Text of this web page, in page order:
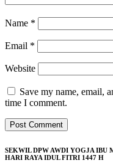
Name *
Email *
Website
Save my name, email,
time I comment.
SEKWIL DPW AWDI YOGJA IBU
HARI RAYA IDUL FITRI 1447 H